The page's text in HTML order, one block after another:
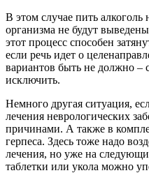
В этом случае пить алкоголь
организма не будут
этот процесс способен
если речь идет о
вариантов быть не должно –
исключить.
Немного другая ситуация,
лечения неврологических
причинами. А также в
герпеса. Здесь тоже надо
лечения, но уже на
таблетки или укола можно